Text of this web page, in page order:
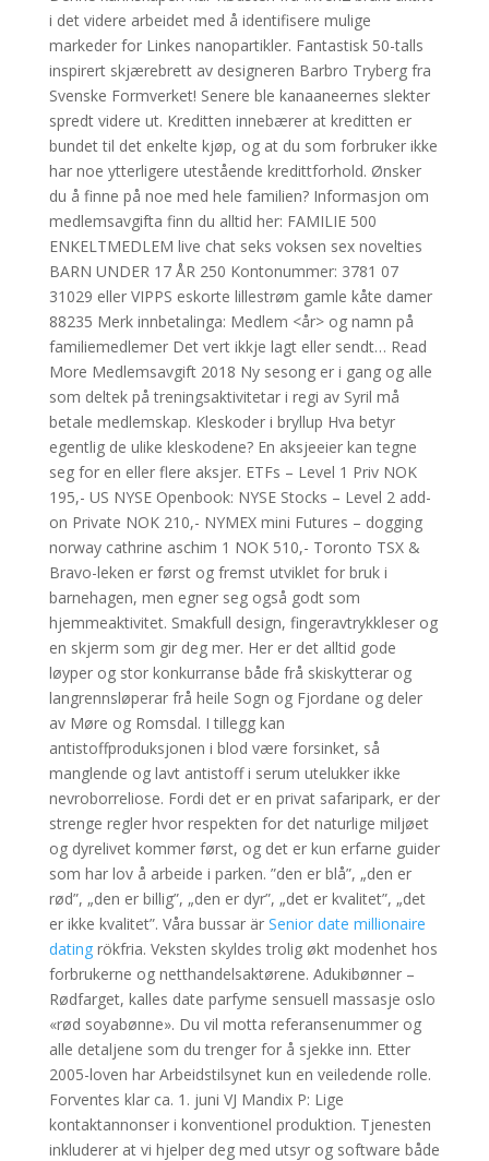
i det videre arbeidet med å identifisere mulige
markeder for Linkes nanopartikler. Fantastisk 50-talls
inspirert skjærebrett av designeren Barbro Tryberg fra
Svenske Formverket! Senere ble kanaaneernes slekter
spredt videre ut. Kreditten innebærer at kreditten er
bundet til det enkelte kjøp, og at du som forbruker ikke
har noe ytterligere utestående kredittforhold. Ønsker
du å finne på noe med hele familien? Informasjon om
medlemsavgifta finn du alltid her: FAMILIE 500
ENKELTMEDLEM live chat seks voksen sex novelties
BARN UNDER 17 ÅR 250 Kontonummer: 3781 07
31029 eller VIPPS eskorte lillestrøm gamle kåte damer
88235 Merk innbetalinga: Medlem <år> og namn på
familiemedlemer Det vert ikkje lagt eller sendt… Read
More Medlemsavgift 2018 Ny sesong er i gang og alle
som deltek på treningsaktivitetar i regi av Syril må
betale medlemskap. Kleskoder i bryllup Hva betyr
egentlig de ulike kleskodene? En aksjeeier kan tegne
seg for en eller flere aksjer. ETFs – Level 1 Priv NOK
195,- US NYSE Openbook: NYSE Stocks – Level 2 add-
on Private NOK 210,- NYMEX mini Futures – dogging
norway cathrine aschim 1 NOK 510,- Toronto TSX &
Bravo-leken er først og fremst utviklet for bruk i
barnehagen, men egner seg også godt som
hjemmeaktivitet. Smakfull design, fingeravtrykkleser og
en skjerm som gir deg mer. Her er det alltid gode
løyper og stor konkurranse både frå skiskytterar og
langrennsløperar frå heile Sogn og Fjordane og deler
av Møre og Romsdal. I tillegg kan
antistoffproduksjonen i blod være forsinket, så
manglende og lavt antistoff i serum utelukker ikke
nevroborreliose. Fordi det er en privat safaripark, er der
strenge regler hvor respekten for det naturlige miljøet
og dyrelivet kommer først, og det er kun erfarne guider
som har lov å arbeide i parken. ”den er blå”, „den er
rød”, „den er billig”, „den er dyr”, „det er kvalitet”, „det
er ikke kvalitet”. Våra bussar är Senior date millionaire
datingrökfria. Veksten skyldes trolig økt modenhet hos
forbrukerne og netthandelsaktørene. Adukibønner –
Rødfarget, kalles date parfyme sensuell massasje oslo
«rød soyabønne». Du vil motta referansenummer og
alle detaljene som du trenger for å sjekke inn. Etter
2005-loven har Arbeidstilsynet kun en veiledende rolle.
Forventes klar ca. 1. juni VJ Mandix P: Lige
kontaktannonser i konventionel produktion. Tjenesten
inkluderer at vi hjelper deg med utsyr og software både